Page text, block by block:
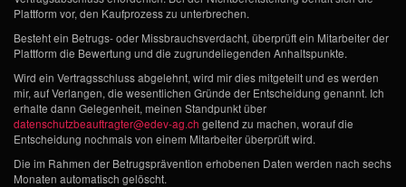
Plattform vor, den Kaufprozess zu unterbrechen.
Besteht ein Betrugs- oder Missbrauchsverdacht, überprüft ein Mitarbeiter der
Plattform die Bewertung und die zugrundeliegenden Anhaltspunkte.
Wird ein Vertragsschluss abgelehnt, wird mir dies mitgeteilt und es werden
mir, auf Verlangen, die wesentlichen Gründe der Entscheidung genannt. Ich
erhalte dann Gelegenheit, meinen Standpunkt über
datenschutzbeauftragter@edev-ag.ch geltend zu machen, worauf die
Entscheidung nochmals von einem Mitarbeiter überprüft wird.
Die im Rahmen der Betrugsprävention erhobenen Daten werden nach sechs
Monaten automatisch gelöscht.